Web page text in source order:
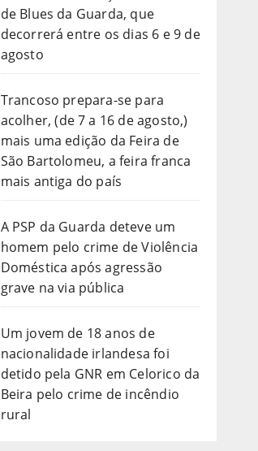
de Blues da Guarda, que
decorrerá entre os dias 6 e 9 de
agosto
Trancoso prepara-se para
acolher, (de 7 a 16 de agosto,)
mais uma edição da Feira de
São Bartolomeu, a feira franca
mais antiga do país
A PSP da Guarda deteve um
homem pelo crime de Violência
Doméstica após agressão
grave na via pública
Um jovem de 18 anos de
nacionalidade irlandesa foi
detido pela GNR em Celorico da
Beira pelo crime de incêndio
rural